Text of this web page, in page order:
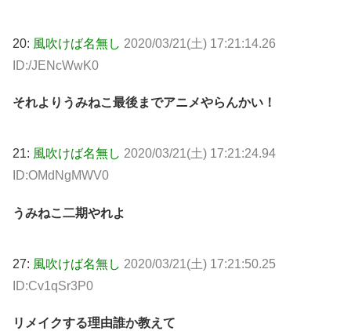
20: 風吹けば名無し 2020/03/21(土) 17:21:14.26
ID:/JENcWwK0
それよりうみねこ最後までアニメやらんかい！
21: 風吹けば名無し 2020/03/21(土) 17:21:24.94
ID:OMdNgMWV0
うみねこ二期やれよ
27: 風吹けば名無し 2020/03/21(土) 17:21:50.25
ID:Cv1qSr3P0
リメイクする理由誰か教えて